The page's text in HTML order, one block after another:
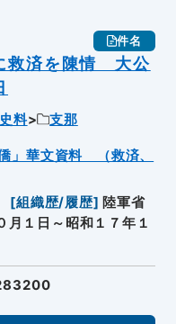
件名
救済を陳情 大公
料
支那
」華文資料 （救済、
[組織歴/履歴] 陸軍省
月１日～昭和１７年１